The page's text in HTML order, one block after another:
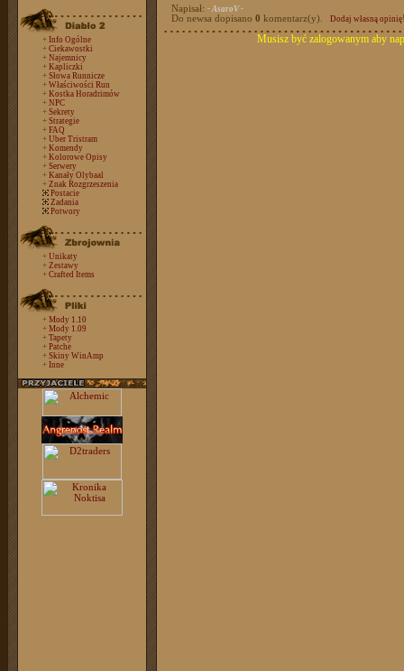
+ Info Ogólne
+ Ciekawostki
+ Najemnicy
+ Kapliczki
+ Słowa Runnicze
+ Właściwości Run
+ Kostka Horadrimów
+ NPC
+ Sekrety
+ Strategie
+ FAQ
+ Uber Tristram
+ Komendy
+ Kolorowe Opisy
+ Serwery
+ Kanały Olybaal
+ Znak Rozgrzeszenia
Postacie
Zadania
Potwory
+ Unikaty
+ Zestawy
+ Crafted Items
+ Mody 1.10
+ Mody 1.09
+ Tapety
+ Patche
+ Skiny WinAmp
+ Inne
Napisał: - AsaroV -
Do newsa dopisano 0 komentarz(y). Dodaj własną opinię
Musisz być zalogowanym aby